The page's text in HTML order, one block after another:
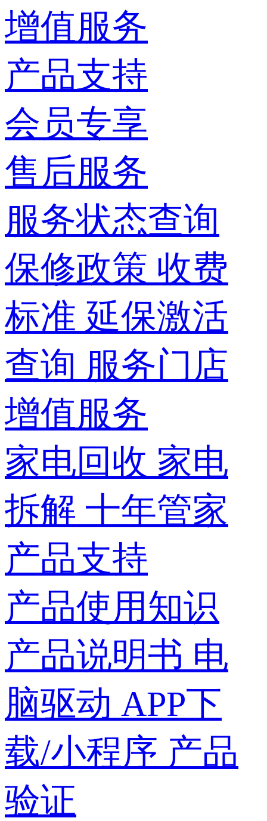
增值服务
产品支持
会员专享
售后服务
服务状态查询
保修政策 收费
标准 延保激活
查询 服务门店
增值服务
家电回收 家电
拆解 十年管家
产品支持
产品使用知识
产品说明书 电
脑驱动 APP下
载/小程序 产品
验证